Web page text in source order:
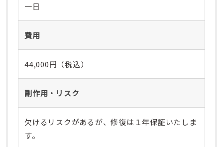
一日
費用
44,000円（税込）
副作用・リスク
欠けるリスクがあるが、修復は１年保証いたしま
す。